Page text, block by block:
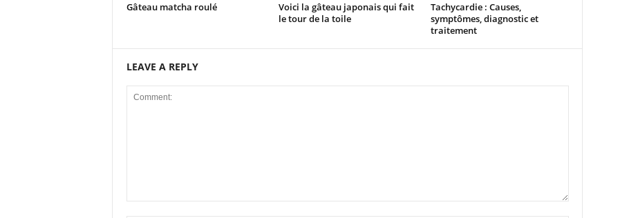
Gâteau matcha roulé
Voici la gâteau japonais qui fait
le tour de la toile
Tachycardie : Causes,
symptômes, diagnostic et
traitement
LEAVE A REPLY